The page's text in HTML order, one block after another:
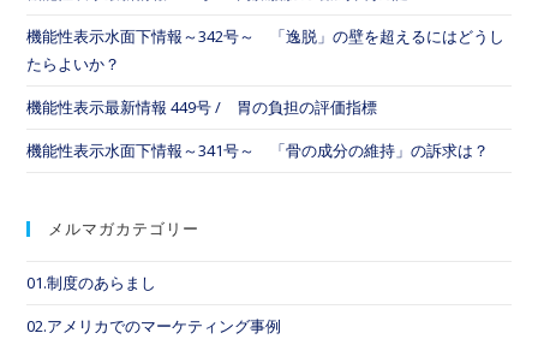
機能性表示水面下情報～342号～ 「逸脱」の壁を超えるにはどうし
たらよいか？
機能性表示最新情報 449号 / 胃の負担の評価指標
機能性表示水面下情報～341号～ 「骨の成分の維持」の訴求は？
メルマガカテゴリー
01.制度のあらまし
02.アメリカでのマーケティング事例